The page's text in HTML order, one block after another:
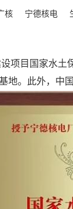
核 宁德核电
项目国家水
地。此外，中